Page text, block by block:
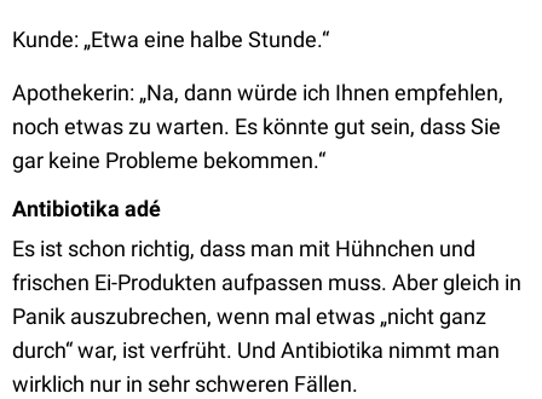
Kunde: „Etwa eine halbe Stunde.“
Apothekerin: „Na, dann würde ich Ihnen empfehlen,
noch etwas zu warten. Es könnte gut sein, dass Sie
gar keine Probleme bekommen.“
Antibiotika adé
Es ist schon richtig, dass man mit Hühnchen und
frischen Ei-Produkten aufpassen muss. Aber gleich in
Panik auszubrechen, wenn mal etwas „nicht ganz
durch“ war, ist verfrüht. Und Antibiotika nimmt man
wirklich nur in sehr schweren Fällen.